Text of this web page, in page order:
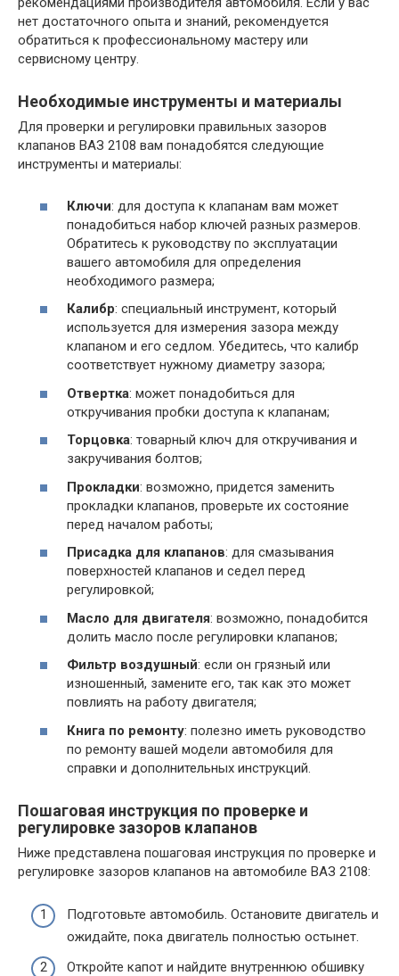
нет достаточного опыта и знаний, рекомендуется
обратиться к профессиональному мастеру или
сервисному центру.
Необходимые инструменты и материалы
Для проверки и регулировки правильных зазоров
клапанов ВАЗ 2108 вам понадобятся следующие
инструменты и материалы:
Ключи: для доступа к клапанам вам может
понадобиться набор ключей разных размеров.
Обратитесь к руководству по эксплуатации
вашего автомобиля для определения
необходимого размера;
Калибр: специальный инструмент, который
используется для измерения зазора между
клапаном и его седлом. Убедитесь, что калибр
соответствует нужному диаметру зазора;
Отвертка: может понадобиться для
откручивания пробки доступа к клапанам;
Торцовка: товарный ключ для откручивания и
закручивания болтов;
Прокладки: возможно, придется заменить
прокладки клапанов, проверьте их состояние
перед началом работы;
Присадка для клапанов: для смазывания
поверхностей клапанов и седел перед
регулировкой;
Масло для двигателя: возможно, понадобится
долить масло после регулировки клапанов;
Фильтр воздушный: если он грязный или
изношенный, замените его, так как это может
повлиять на работу двигателя;
Книга по ремонту: полезно иметь руководство
по ремонту вашей модели автомобиля для
справки и дополнительных инструкций.
Пошаговая инструкция по проверке и
регулировке зазоров клапанов
Ниже представлена пошаговая инструкция по проверке и
регулировке зазоров клапанов на автомобиле ВАЗ 2108:
Подготовьте автомобиль. Остановите двигатель и
ожидайте, пока двигатель полностью остынет.
Откройте капот и найдите внутреннюю обшивку